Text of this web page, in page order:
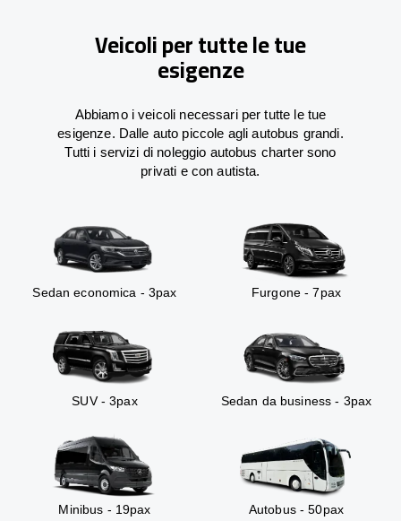
Veicoli per tutte le tue
esigenze
Abbiamo i veicoli necessari per tutte le tue
esigenze. Dalle auto piccole agli autobus grandi.
Tutti i servizi di noleggio autobus charter sono
privati e con autista.
Sedan economica - 3pax Furgone - 7pax
SUV - 3pax Sedan da business - 3pax
Minibus - 19pax Autobus - 50pax